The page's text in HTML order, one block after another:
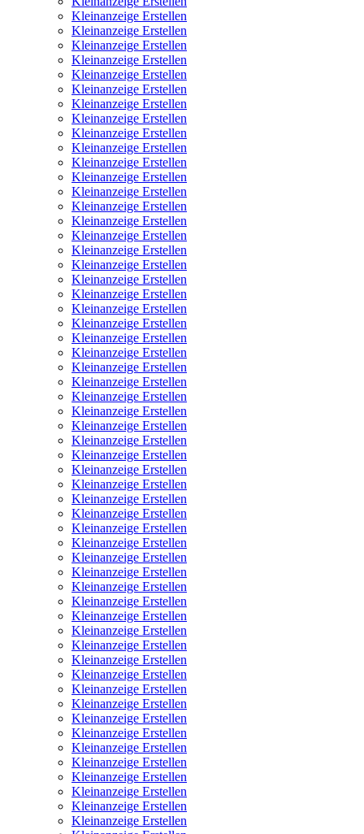
Kleinanzeige Erstellen
Kleinanzeige Erstellen
Kleinanzeige Erstellen
Kleinanzeige Erstellen
Kleinanzeige Erstellen
Kleinanzeige Erstellen
Kleinanzeige Erstellen
Kleinanzeige Erstellen
Kleinanzeige Erstellen
Kleinanzeige Erstellen
Kleinanzeige Erstellen
Kleinanzeige Erstellen
Kleinanzeige Erstellen
Kleinanzeige Erstellen
Kleinanzeige Erstellen
Kleinanzeige Erstellen
Kleinanzeige Erstellen
Kleinanzeige Erstellen
Kleinanzeige Erstellen
Kleinanzeige Erstellen
Kleinanzeige Erstellen
Kleinanzeige Erstellen
Kleinanzeige Erstellen
Kleinanzeige Erstellen
Kleinanzeige Erstellen
Kleinanzeige Erstellen
Kleinanzeige Erstellen
Kleinanzeige Erstellen
Kleinanzeige Erstellen
Kleinanzeige Erstellen
Kleinanzeige Erstellen
Kleinanzeige Erstellen
Kleinanzeige Erstellen
Kleinanzeige Erstellen
Kleinanzeige Erstellen
Kleinanzeige Erstellen
Kleinanzeige Erstellen
Kleinanzeige Erstellen
Kleinanzeige Erstellen
Kleinanzeige Erstellen
Kleinanzeige Erstellen
Kleinanzeige Erstellen
Kleinanzeige Erstellen
Kleinanzeige Erstellen
Kleinanzeige Erstellen
Kleinanzeige Erstellen
Kleinanzeige Erstellen
Kleinanzeige Erstellen
Kleinanzeige Erstellen
Kleinanzeige Erstellen
Kleinanzeige Erstellen
Kleinanzeige Erstellen
Kleinanzeige Erstellen
Kleinanzeige Erstellen
Kleinanzeige Erstellen
Kleinanzeige Erstellen